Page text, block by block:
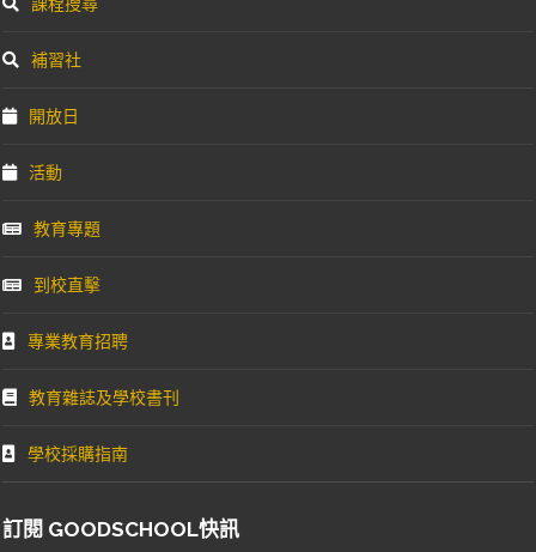
補習社
開放日
活動
教育專題
到校直擊
專業教育招聘
教育雜誌及學校書刊
學校採購指南
訂閱 GOODSCHOOL快訊